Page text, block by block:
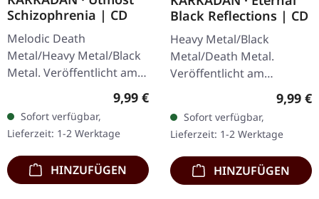
Schizophrenia | CD
Melodic Death
Metal/Heavy Metal/Black
Metal. Veröffentlicht am
08.03.2004, auf Supreme
Chaos Records. CD im
Jewelcase mit 16-seitigem
Booklet.…
Regulärer Preis:
9,99 €
Sofort verfügbar,
Lieferzeit: 1-2 Werktage
HINZUFÜGEN
Black Reflections | CD
Heavy Metal/Black
Metal/Death Metal.
Veröffentlicht am
19.01.2002, auf Supreme
Chaos Records. CD im
Jewelcase. Neuauflage mit
neuem Artwork,…
9,99 €
Sofort verfügbar,
Lieferzeit: 1-2 Werktage
HINZUFÜGEN